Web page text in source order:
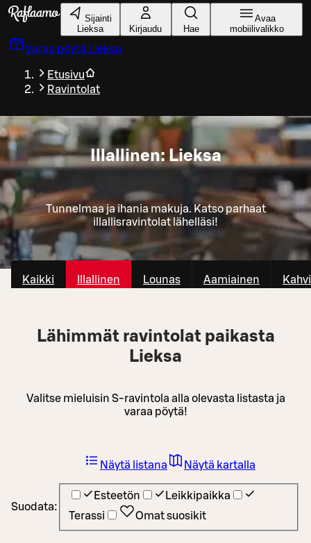
Siirry pääsisältöön
Sijainti
Lieksa
Kirjaudu Hae
Avaa
mobiilivalikko
Varaa pöytä Lieksa
Etusivu
Ravintolat
Illallinen: Lieksa
Tunnelmaa ja ihania makuja. Katso parhaat
illallisravintolat lähelläsi!
Kaikki Illallinen Lounas Aamiainen
Lähimmät ravintolat paikasta
Lieksa
Valitse mieluisin S-ravintola alla olevasta listasta ja
varaa pöytä!
Suodata:
Esteetön
Leikkipaikka
Terassi
Omat suosikit
Näytä listana Näytä kartalla